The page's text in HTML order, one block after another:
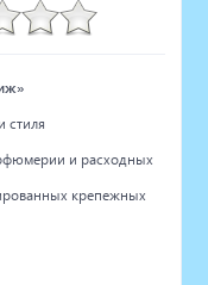
стиля
и расходных
крепежных